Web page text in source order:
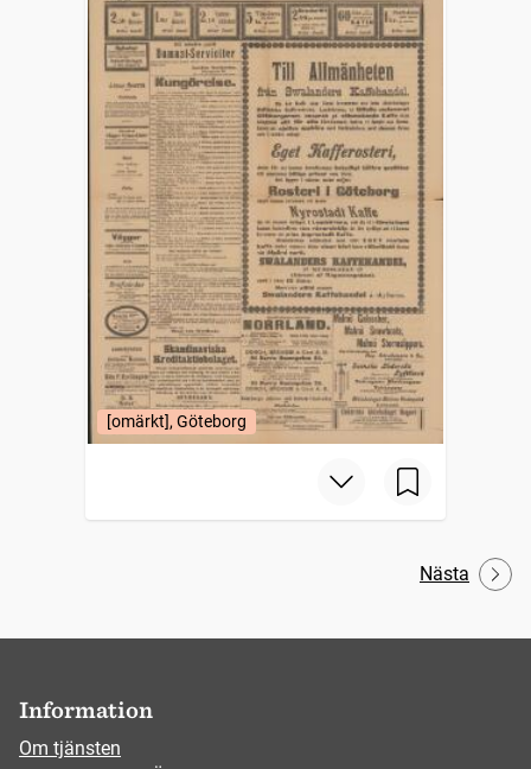
[omärkt], Göteborg
Nästa
Information
Om tjänsten